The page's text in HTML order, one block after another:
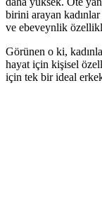
birini arayan
ve ebeveynlik
Görünen o ki,
hayat için kişisel
için tek bir ideal